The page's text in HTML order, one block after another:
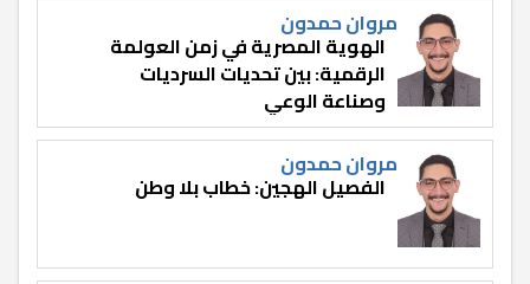
مروان حمدون
الهوية المصرية في زمن العولمة
الرقمية: بين تحديات السرديات
وصناعة الوعي
مروان حمدون
الفصيل الهجين: خطاب بلا وطن